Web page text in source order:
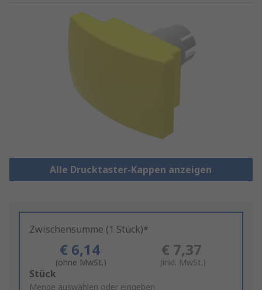
Alle Drucktaster-Kappen anzeigen
Zwischensumme (1 Stück)*
€ 6,14
(ohne MwSt.)
€ 7,37
(inkl. MwSt.)
Add
Stück
Menge auswählen oder eingeben